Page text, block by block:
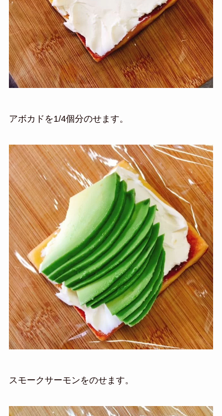
アボカドを1/4個分のせます。
スモークサーモンをのせます。